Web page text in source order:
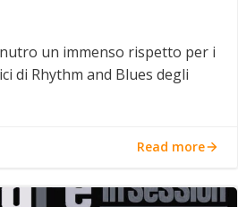
un immenso rispetto per i
di Rhythm and Blues degli
Read more